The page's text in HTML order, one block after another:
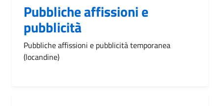
Pubbliche affissioni e
pubblicità
Pubbliche affissioni e pubblicità temporanea
(locandine)